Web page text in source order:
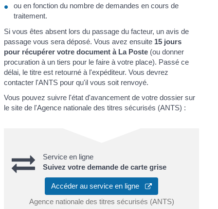
ou en fonction du nombre de demandes en cours de
traitement.
Si vous êtes absent lors du passage du facteur, un avis de
passage vous sera déposé. Vous avez ensuite 15 jours
pour récupérer votre document à La Poste (ou donner
procuration à un tiers pour le faire à votre place). Passé ce
délai, le titre est retourné à l'expéditeur. Vous devrez
contacter l'ANTS pour qu'il vous soit renvoyé.
Vous pouvez suivre l'état d'avancement de votre dossier sur
le site de l'Agence nationale des titres sécurisés (ANTS) :
Service en ligne
Suivez votre demande de carte grise
Accéder au service en ligne
Agence nationale des titres sécurisés (ANTS)